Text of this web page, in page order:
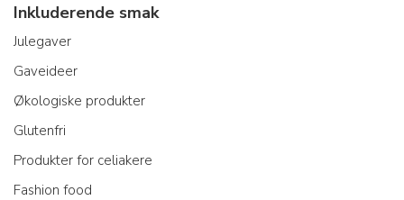
Inkluderende smak
Julegaver
Gaveideer
Økologiske produkter
Glutenfri
Produkter for celiakere
Fashion food